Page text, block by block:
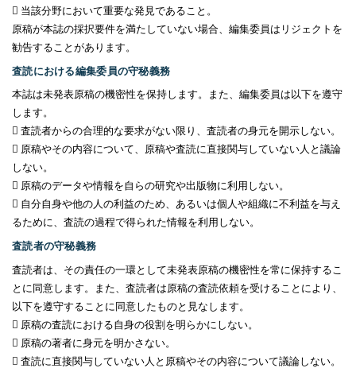
 当該分野において重要な発見であること。
原稿が本誌の採択要件を満たしていない場合、編集委員はリジェクトを
勧告することがあります。
査読における編集委員の守秘義務
本誌は未発表原稿の機密性を保持します。また、編集委員は以下を遵守
します。
 査読者からの合理的な要求がない限り、査読者の身元を開示しない。
 原稿やその内容について、原稿や査読に直接関与していない人と議論
しない。
 原稿のデータや情報を自らの研究や出版物に利用しない。
 自分自身や他の人の利益のため、あるいは個人や組織に不利益を与え
るために、査読の過程で得られた情報を利用しない。
査読者の守秘義務
査読者は、その責任の一環として未発表原稿の機密性を常に保持するこ
とに同意します。また、査読者は原稿の査読依頼を受けることにより、
以下を遵守することに同意したものと見なします。
 原稿の査読における自身の役割を明らかにしない。
 原稿の著者に身元を明かさない。
 査読に直接関与していない人と原稿やその内容について議論しない。